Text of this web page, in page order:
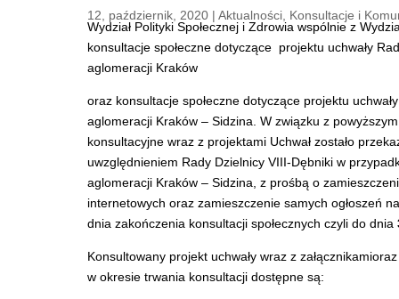
12, październik, 2020 | Aktualności, Konsultacje i
Wydział Polityki Społecznej i Zdrowia wspólnie z
konsultacje społeczne dotyczące projektu uchwały
aglomeracji Kraków
oraz konsultacje społeczne dotyczące projektu
aglomeracji Kraków – Sidzina. W związku z
konsultacyjne wraz z projektami Uchwał zostało
uwzględnieniem Rady Dzielnicy VIII-Dębniki w
aglomeracji Kraków – Sidzina, z prośbą o
internetowych oraz zamieszczenie samych ogłoszeń
dnia zakończenia konsultacji społecznych czyli do dnia
Konsultowany projekt uchwały wraz z
w okresie trwania konsultacji dostępne są: